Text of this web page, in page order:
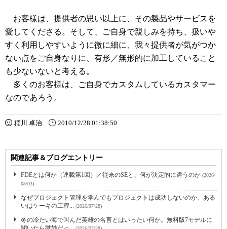
お客様は、提供者の思い以上に、その製品やサービスを
愛してくださる。そして、ご自身で親しみを持ち、扱いや
すく利用しやすいように微に細に、我々提供者が気がつか
ない点をご自身なりに、有形／無形的に加工していること
も少ないないと考える。
多くのお客様は、ご自身でカスタムしているカスタマー
なのであろう。
稲川 卓治 2010/12/28 01:38:50
関連記事＆ブログエントリー
FDEとは何か（連載第1回）／従来のSEと、何が決定的に違うのか (2026/
08/03)
なぜプロジェクト管理を学んでもプロジェクトは成功しないのか、ある
いはケーキの工程... (2026/07/28)
冬の冷たい海で叫んだ英雄の名言とはいったい何か。無料版7モデルに